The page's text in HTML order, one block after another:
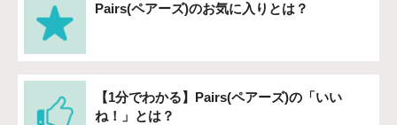
Pairs(ペアーズ)のお気に入りとは？
【1分でわかる】Pairs(ペアーズ)の「いい
ね！」とは？